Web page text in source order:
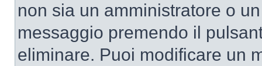
non sia un amministratore o
messaggio premendo il
eliminare. Puoi modificare un